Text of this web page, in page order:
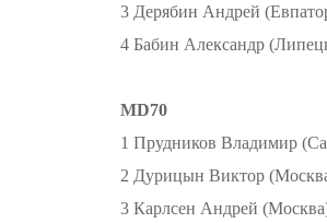
3 Дерябин Андрей
4 Бабин Александр
MD70
1 Прудников Владимир
2 Дурицын Виктор
3 Карлсен Андрей